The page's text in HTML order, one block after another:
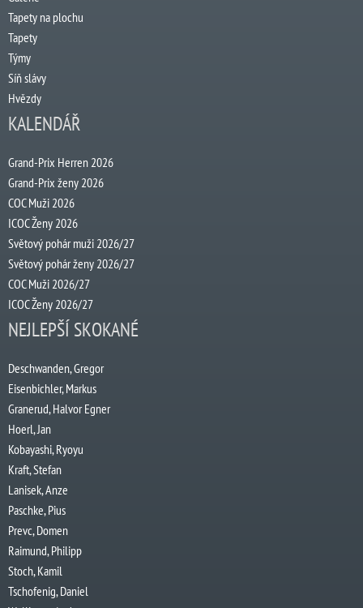
Tapety na plochu
Tapety
Týmy
Síň slávy
Hvězdy
KALENDÁŘ
Grand-Prix Herren 2026
Grand-Prix ženy 2026
COC Muži 2026
ICOC Ženy 2026
Světový pohár muži 2026/27
Světový pohár ženy 2026/27
COC Muži 2026/27
ICOC Ženy 2026/27
NEJLEPŠÍ SKOKANÉ
Deschwanden, Gregor
Eisenbichler, Markus
Granerud, Halvor Egner
Hoerl, Jan
Kobayashi, Ryoyu
Kraft, Stefan
Lanisek, Anze
Paschke, Pius
Prevc, Domen
Raimund, Philipp
Stoch, Kamil
Tschofenig, Daniel